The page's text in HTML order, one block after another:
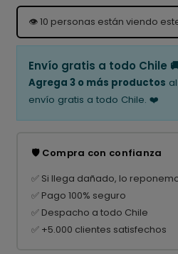
👁️10 personas están viendo
Envío gratis a todo Chile
Agrega 3 o más productos
envío gratis a todo Chile. ❤️
🛡️ Compra con confianza
✅ Si llega dañado, lo
✅ Pago 100% seguro
✅ Despacho a todo Chile
✅ +5.000 clientes satisfechos